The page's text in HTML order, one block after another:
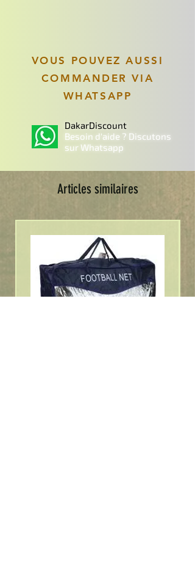
VOUS POUVEZ AUSSI
COMMANDER VIA
WHATSAPP
DakarDiscount
Besoin d'aide ? Discutons
sur Whatsapp
Articles similaires